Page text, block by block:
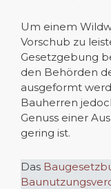
Um einem
Vorschub zu
Gesetzgebung
den Behörden
ausgeformt
Bauherren
Genuss einer
gering ist.
Das